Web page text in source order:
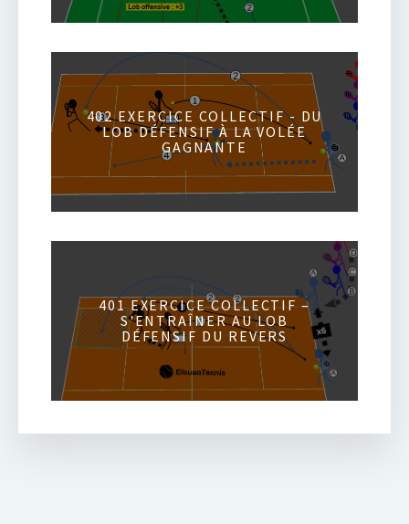
402 EXERCICE COLLECTIF - DU
LOB DÉFENSIF À LA VOLÉE
GAGNANTE
401 EXERCICE COLLECTIF –
S'ENTRAÎNER AU LOB
DÉFENSIF DU REVERS